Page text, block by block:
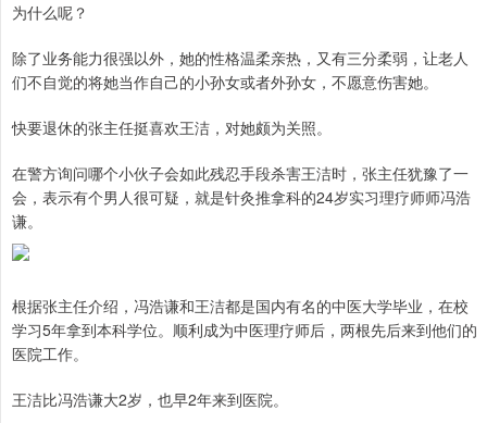
为什么呢？
除了业务能力很强以外，她的性格温柔亲热，又有三分柔弱，让老人
们不自觉的将她当作自己的小孙女或者外孙女，不愿意伤害她。
快要退休的张主任挺喜欢王洁，对她颇为关照。
在警方询问哪个小伙子会如此残忍手段杀害王洁时，张主任犹豫了一
会，表示有个男人很可疑，就是针灸推拿科的24岁实习理疗师师冯浩
谦。
根据张主任介绍，冯浩谦和王洁都是国内有名的中医大学毕业，在校
学习5年拿到本科学位。顺利成为中医理疗师后，两根先后来到他们的
医院工作。
王洁比冯浩谦大2岁，也早2年来到医院。